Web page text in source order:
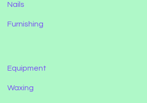
Nails
Furnishing
Equipment
Waxing